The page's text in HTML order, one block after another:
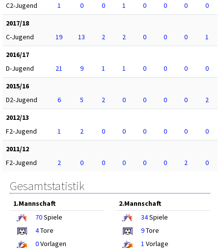
C2-Jugend
1 0 0 1 0 0 0
0
2017/18
C-Jugend
19 13 2 2 0 0 0
1
2016/17
D-Jugend
21 9 1 1 0 0 0
0
2015/16
D2-Jugend
6 5 2 0 0 0 0
2
2012/13
F2-Jugend
1 2 0 0 0 0 0
0
2011/12
F2-Jugend
2 0 0 0 0 0 2 0
Gesamtstatistik
1.Mannschaft
70Spiele
4Tore
0Vorlagen
2.Mannschaft
34Spiele
9Tore
1 Vorlage